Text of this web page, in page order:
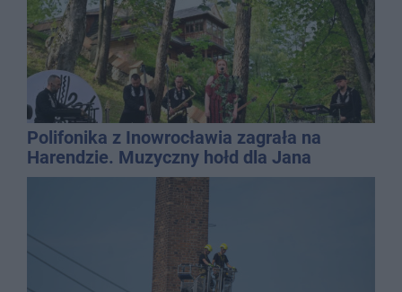
Polifonika z Inowrocławia zagrała na
Harendzie. Muzyczny hołd dla Jana
Kasprowicza